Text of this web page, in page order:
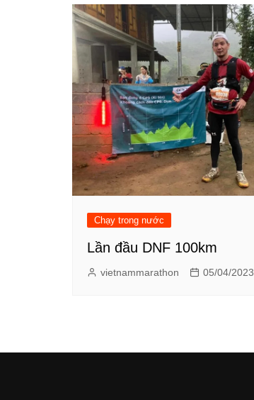
Chạy trong nước
Lần đầu DNF 100km
vietnammarathon 05/04/2023